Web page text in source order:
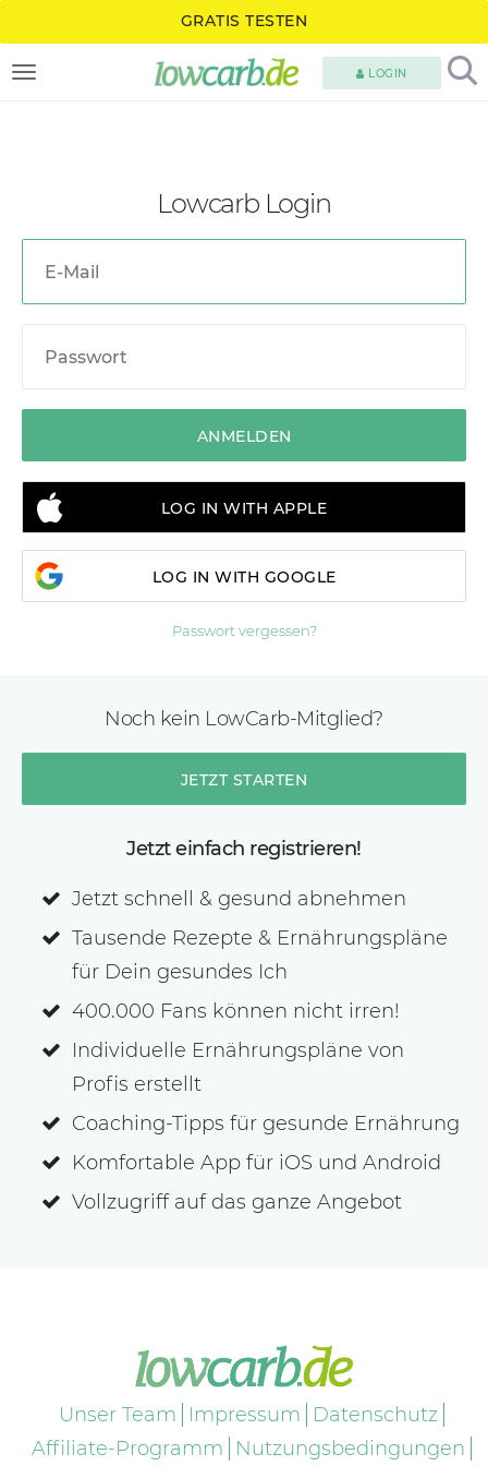
GRATIS TESTEN
TOGGLE NAVIGATION LOGIN
Lowcarb Login
LOG IN WITH APPLE
LOG IN WITH GOOGLE
Passwort vergessen?
Noch kein LowCarb-Mitglied?
JETZT STARTEN
Jetzt einfach registrieren!
Jetzt schnell & gesund abnehmen
Tausende Rezepte & Ernährungspläne
für Dein gesundes Ich
400.000 Fans können nicht irren!
Individuelle Ernährungspläne von
Profis erstellt
Coaching-Tipps für gesunde Ernährung
Komfortable App für iOS und Android
Vollzugriff auf das ganze Angebot
Unser Team Impressum
Datenschutz
Affiliate-Programm
Nutzungsbedingungen